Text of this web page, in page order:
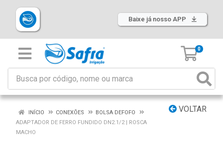
Baixe já nosso APP
0
VOLTAR
INÍCIO CONEXÕES
BOLSA DEFOFO
ADAPTADOR DE FERRO FUNDIDO DN2.1/2 | ROSCA
MACHO